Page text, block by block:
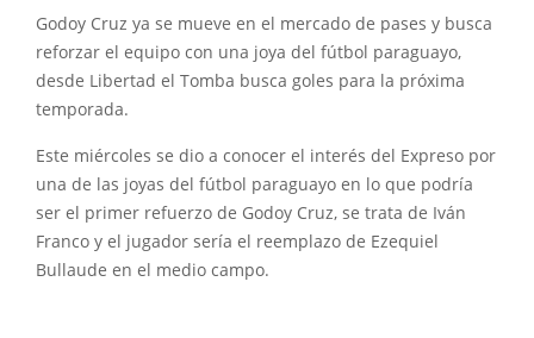
Godoy Cruz ya se mueve en el mercado de pases y busca
reforzar el equipo con una joya del fútbol paraguayo,
desde Libertad el Tomba busca goles para la próxima
temporada.
Este miércoles se dio a conocer el interés del Expreso por
una de las joyas del fútbol paraguayo en lo que podría
ser el primer refuerzo de Godoy Cruz, se trata de Iván
Franco y el jugador sería el reemplazo de Ezequiel
Bullaude en el medio campo.